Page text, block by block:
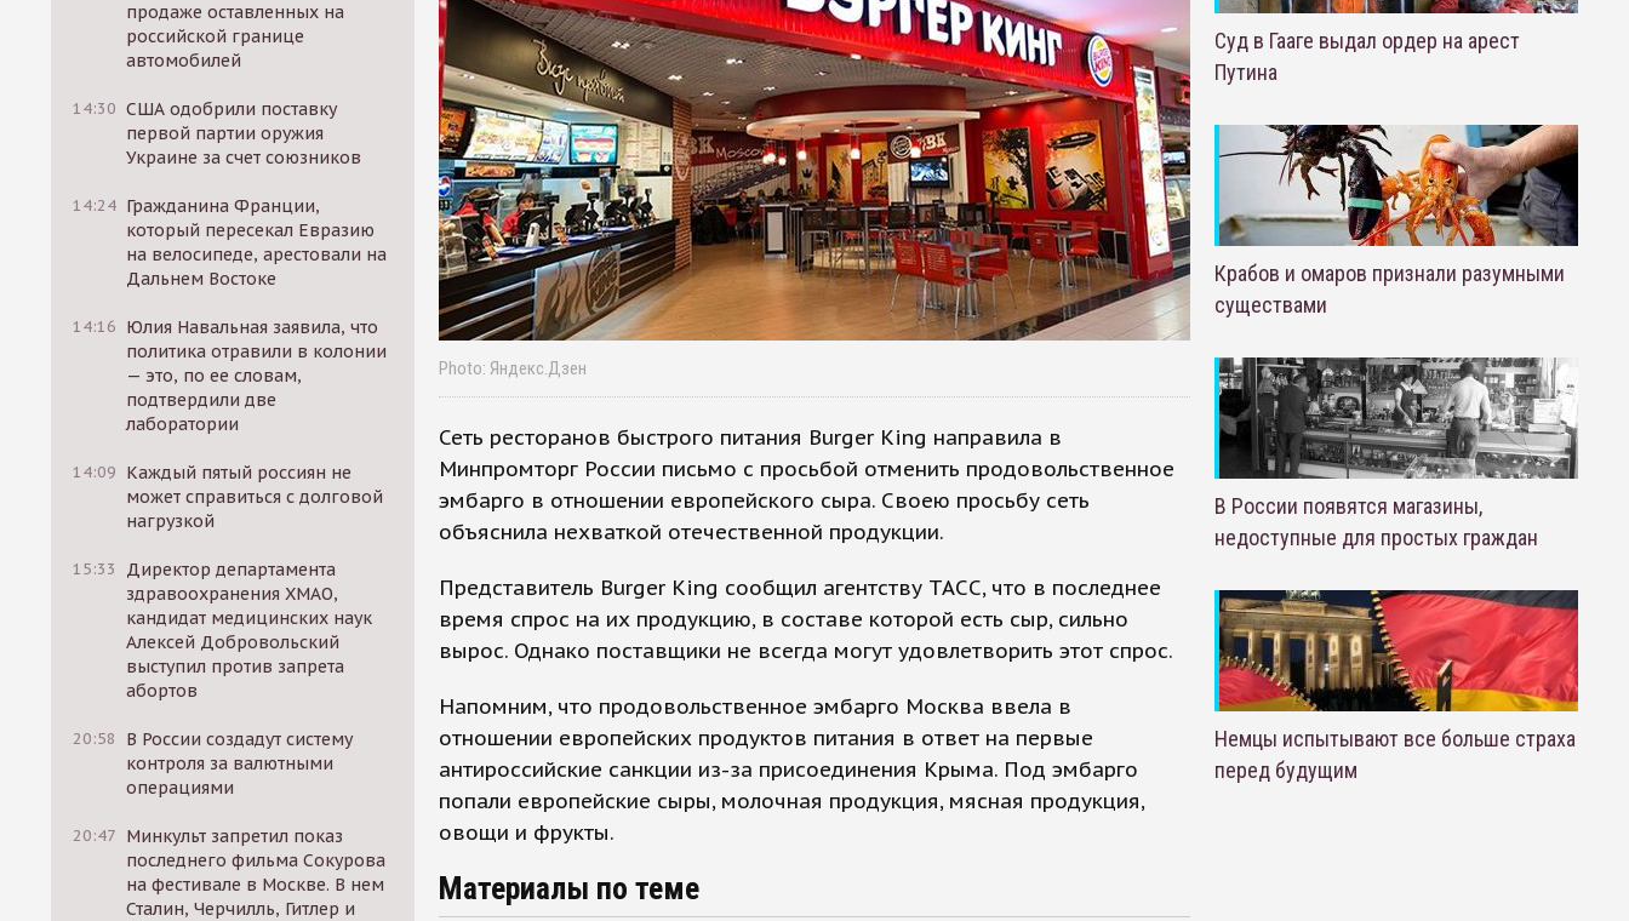
продаже оставленных на
российской границе
автомобилей
14:30 США одобрили поставку
первой партии оружия
Украине за счет союзников
14:24 Гражданина Франции,
который пересекал Евразию
на велосипеде, арестовали на
Дальнем Востоке
14:16 Юлия Навальная заявила, что
политика отравили в колонии
— это, по ее словам,
подтвердили две
лаборатории
14:09 Каждый пятый россиян не
может справиться с долговой
нагрузкой
15:33
Директор департамента
здравоохранения ХМАО,
кандидат медицинских наук
Алексей Добровольский
выступил против запрета
абортов
20:58
В России создадут систему
контроля за валютными
операциями
20:47 Минкульт запретил показ
последнего фильма Сокурова
на фестивале в Москве. В нем
Сталин, Черчилль, Гитлер и
Photo: Яндекс.Дзен
Сеть ресторанов быстрого питания Burger King направила в
Минпромторг России письмо с просьбой отменить продовольственное
эмбарго в отношении европейского сыра. Своею просьбу сеть
объяснила нехваткой отечественной продукции.
Представитель Burger King сообщил агентству ТАСС, что в последнее
время спрос на их продукцию, в составе которой есть сыр, сильно
вырос. Однако поставщики не всегда могут удовлетворить этот спрос.
Напомним, что продовольственное эмбарго Москва ввела в
отношении европейских продуктов питания в ответ на первые
антироссийские санкции из-за присоединения Крыма. Под эмбарго
попали европейские сыры, молочная продукция, мясная продукция,
овощи и фрукты.
Материалы по теме
Суд в Гааге выдал ордер на арест
Путина
Крабов и омаров признали разумными
существами
В России появятся магазины,
недоступные для простых граждан
Немцы испытывают все больше страха
перед будущим